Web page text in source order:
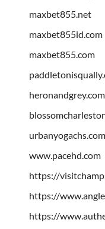
maxbet855.net
maxbet855id.com
maxbet855.com
heronandgrey.com
urbanyogachs.com
www.pacehd.com
https://
https://
https://